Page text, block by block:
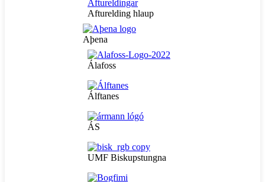
Afturelding hlaup
Aþena
Álafoss
Álftanes
ÁS
UMF Biskupstungna